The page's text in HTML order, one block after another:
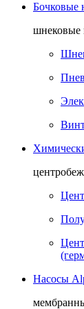
Бочковые
шнековые
Насосы